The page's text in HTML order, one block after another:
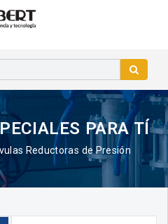
PARA TÍ
Reductoras de Presión